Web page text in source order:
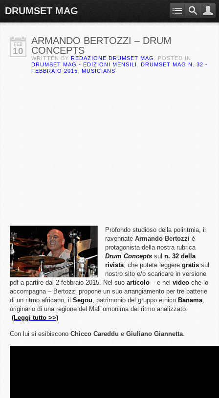
DRUMSET MAG
FEB
10
ARMANDO BERTOZZI – DRUM
CONCEPTS
WRITTEN BY REDAZIONE DRUMSET MAG
. POSTED IN
DRUMSET MAG - EDIZIONI MENSILI
DRUMSET MAG N. 32 -
FEBBRAIO 2015
MUSICIANS
Profondo studioso della poliritmia, il
ravennate Armando Bertozzi è
protagonista della nostra rubrica
Drum Concepts sul n. 32 della
rivista, che potete leggere gratis sul
nostro sito e/o scaricare in versione
pdf a partire dal 2 febbraio 2015. Nel suo articolo – e nel video che lo
accompagna – Bertozzi propone un suo arrangiamento per tre batterie
di un ritmo africano, il Segou, patrimonio del gruppo etnico Banama,
originario di una regione del Mali omonima del ritmo analizzato.
(Leggi tutto >>)
Con lui si esibiscono Chicco Careddu e Giuliano Giannetta.